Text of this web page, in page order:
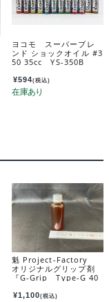
ヨコモ スーパーブレ
ンド ショックオイル #3
50 35cc YS-350B
¥594(税込)
魁 Project-Factory
オリジナルグリップ剤
『G-Grip Type-G 40
用）※塗布用缶別売り/
¥1,100(税込)